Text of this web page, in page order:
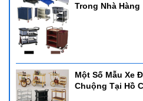
Trong Nhà Hàng
Một Số Mẫu Xe
Chuộng Tại Hồ